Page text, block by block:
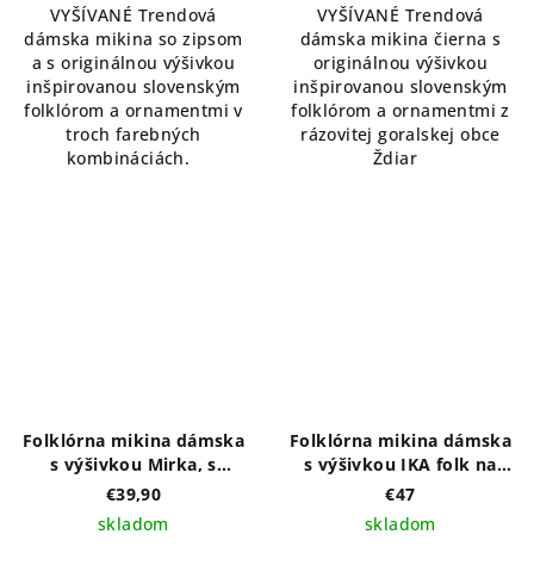
VYŠÍVANÉ Trendová
dámska mikina so zipsom
a s originálnou výšivkou
inšpirovanou slovenským
folklórom a ornamentmi v
troch farebných
kombináciách.
VYŠÍVANÉ Trendová
dámska mikina čierna s
originálnou výšivkou
inšpirovanou slovenským
folklórom a ornamentmi z
rázovitej goralskej obce
Ždiar
Folklórna mikina dámska
s výšivkou Mirka, s
kapucňou
€39,90
skladom
Folklórna mikina dámska
s výšivkou IKA folk na
prednom a zadnom diele,
€47
skladom